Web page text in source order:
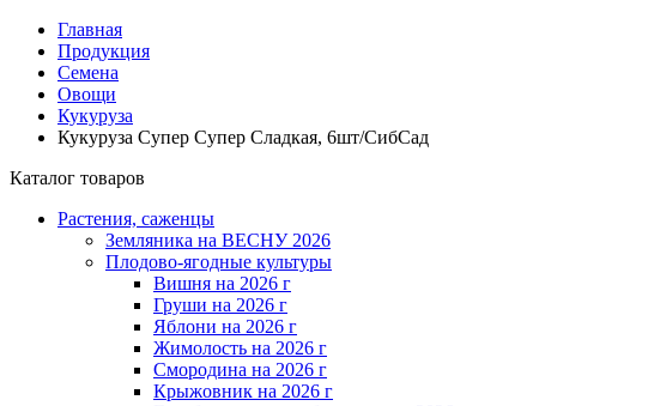
Главная
Продукция
Семена
Овощи
Кукуруза
Кукуруза Супер Супер Сладкая, 6шт/СибСад
Каталог товаров
Растения, саженцы
Земляника на ВЕСНУ 2026
Плодово-ягодные культуры
Вишня на 2026 г
Груши на 2026 г
Яблони на 2026 г
Жимолость на 2026 г
Смородина на 2026 г
Крыжовник на 2026 г